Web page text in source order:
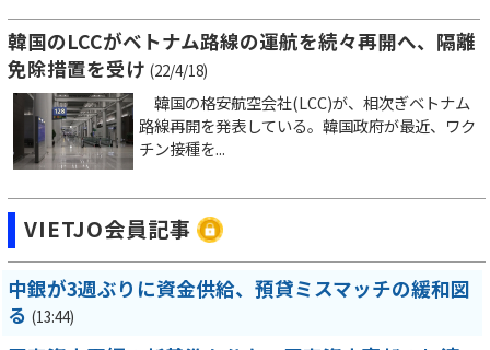
韓国のLCCがベトナム路線の運航を続々再開へ、隔離
免除措置を受け (22/4/18)
韓国の格安航空会社(LCC)が、相次ぎベトナム
路線再開を発表している。韓国政府が最近、ワク
チン接種を...
VIETJO会員記事
中銀が3週ぶりに資金供給、預貸ミスマッチの緩和図
る (13:44)